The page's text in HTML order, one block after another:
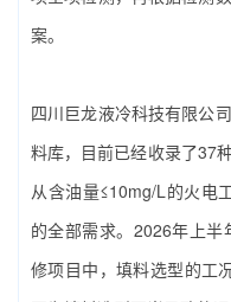
案。
四川巨龙液冷科技有限公
料库，目前已经收录了37
从含油量≤10mg/L的火电
的全部需求。2026年上
修项目中，填料选型的工